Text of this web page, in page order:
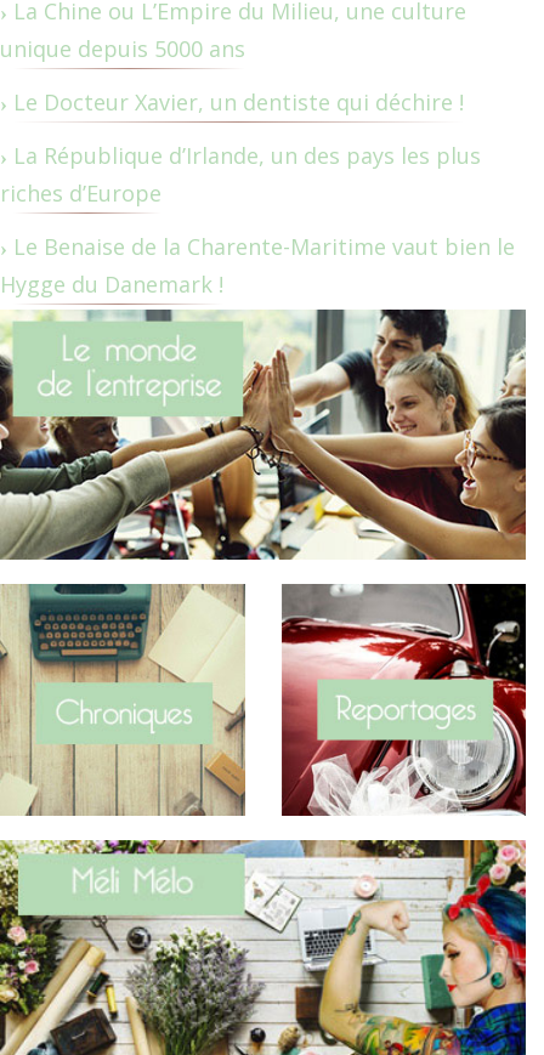
La Chine ou L’Empire du Milieu, une culture
unique depuis 5000 ans
Le Docteur Xavier, un dentiste qui déchire !
La République d’Irlande, un des pays les plus
riches d’Europe
Le Benaise de la Charente-Maritime vaut bien le
Hygge du Danemark !